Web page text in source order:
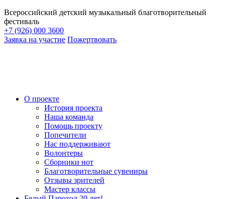
Всероссийский детский музыкальный благотворительный
фестиваль
+7 (926) 000 3600
Заявка на участие Пожертвовать
О проекте
История проекта
Наша команда
Помощь проекту
Попечители
Нас поддерживают
Волонтеры
Сборники нот
Благотворительные сувениры
Отзывы зрителей
Мастер классы